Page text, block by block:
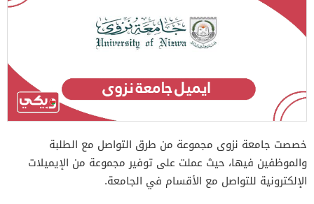
خصصت جامعة نزوى مجموعة من طرق التواصل مع الطلبة
والموظفين فيها، حيث عملت على توفير مجموعة من الإيميلات
الإلكترونية للتواصل مع الأقسام في الجامعة.